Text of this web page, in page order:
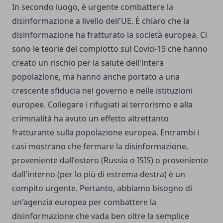
In secondo luogo, è urgente combattere la
disinformazione a livello dell'UE. È chiaro che la
disinformazione ha fratturato la società europea. Ci
sono le teorie del complotto sul Covid-19 che hanno
creato un rischio per la salute dell'intera
popolazione, ma hanno anche portato a una
crescente sfiducia nel governo e nelle istituzioni
europee. Collegare i rifugiati al terrorismo e alla
criminalità ha avuto un effetto altrettanto
fratturante sulla popolazione europea. Entrambi i
casi mostrano che fermare la disinformazione,
proveniente dall'estero (Russia o ISIS) o proveniente
dall'interno (per lo più di estrema destra) è un
compito urgente. Pertanto, abbiamo bisogno di
un'agenzia europea per combattere la
disinformazione che vada ben oltre la semplice